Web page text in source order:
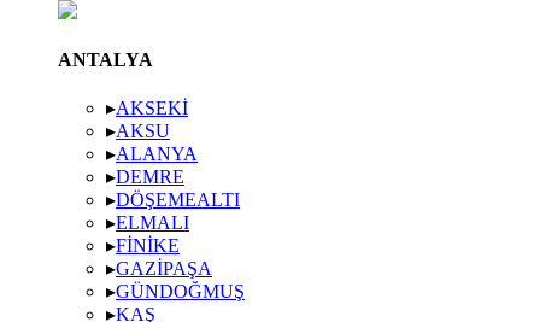
ANTALYA
▸AKSEKI
▸AKSU
▸ALANYA
▸DEMRE
▸DÖŞEMEALTI
▸ELMALI
▸FINIKE
▸GAZIPAŞA
▸GÜNDOĞMUŞ
▸KAŞ